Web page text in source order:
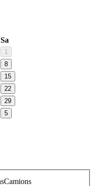
Sa
1
8
15
22
29
5
Camions